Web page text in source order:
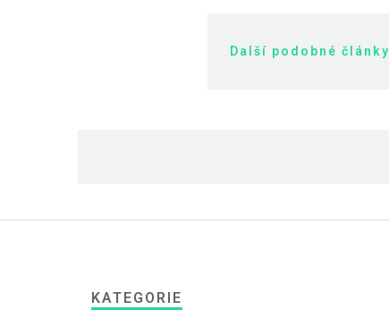
Další podobné články
KATEGORIE